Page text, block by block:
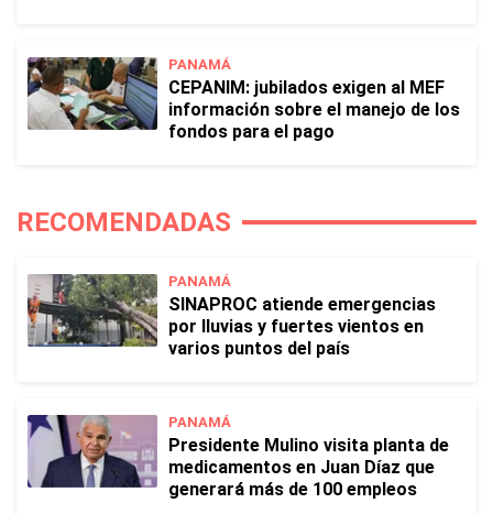
PANAMÁ
CEPANIM: jubilados exigen al MEF
información sobre el manejo de los
fondos para el pago
RECOMENDADAS
PANAMÁ
SINAPROC atiende emergencias
por lluvias y fuertes vientos en
varios puntos del país
PANAMÁ
Presidente Mulino visita planta de
medicamentos en Juan Díaz que
generará más de 100 empleos